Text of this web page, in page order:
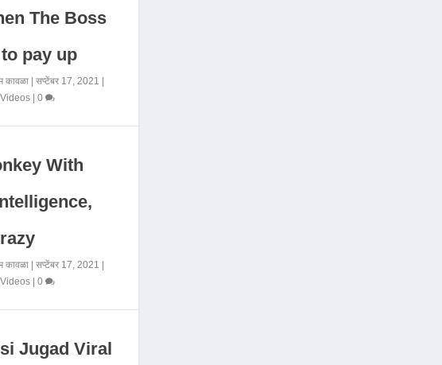
The Boss
pay up
कावळा| सप्टेंबर 17, 2021 |
| 0
With
कावळा| सप्टेंबर 17, 2021 |
| 0
Jugad Viral